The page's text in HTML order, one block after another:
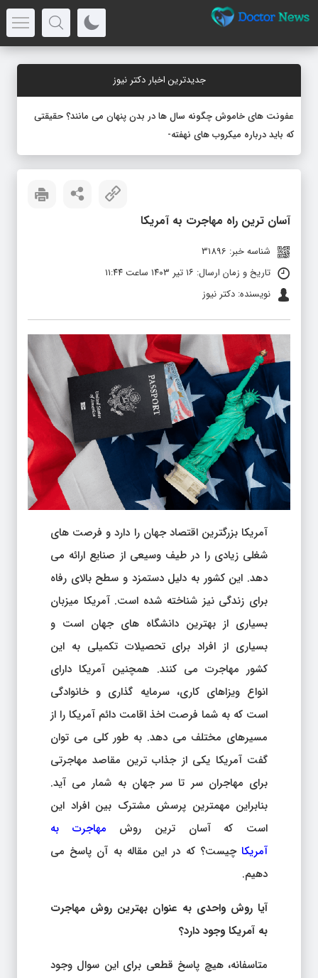
جدیدترین اخبار دکتر نیوز
عفونت های خاموش چگونه سال ها در بدن پنهان می مانند؟ حقیقتی
که باید درباره میکروب های نهفته بدانید
آسان ترین راه مهاجرت به آمریکا
شناسه خبر: 31896
تاریخ و زمان ارسال: ۱۶ تیر ۱۴۰۳ ساعت ۱۱:۴۴
نویسنده: دکتر نیوز
آمریکا بزرگترین اقتصاد جهان را دارد و فرصت های
شغلی زیادی را در طیف وسیعی از صنایع ارائه می
دهد. این کشور به دلیل دستمزد و سطح بالای رفاه
برای زندگی نیز شناخته شده است. آمریکا میزبان
بسیاری از بهترین دانشگاه های جهان است و
بسیاری از افراد برای تحصیلات تکمیلی به این
کشور مهاجرت می کنند. همچنین آمریکا دارای
انواع ویزاهای کاری، سرمایه گذاری و خانوادگی
است که به شما فرصت اخذ اقامت دائم آمریکا را از
مسیرهای مختلف می دهد. به طور کلی می توان
گفت آمریکا یکی از جذاب ترین مقاصد مهاجرتی
برای مهاجران سر تا سر جهان به شمار می آید.
بنابراین مهمترین پرسش مشترک بین افراد این
است که آسان ترین روش مهاجرت به
آمریکا چیست؟ که در این مقاله به آن پاسخ می
دهیم.
آیا روش واحدی به عنوان بهترین روش مهاجرت
به آمریکا وجود دارد؟
متاسفانه، هیچ پاسخ قطعی برای این سوال وجود